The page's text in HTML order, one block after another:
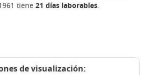
tiene 21 días laborables.
de visualización: